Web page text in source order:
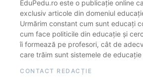
EduPedu.ro este o publicație online
exclusiv articole din domeniul
Urmărim constant cum sunt educați
cum face politicile din educație și
îi formează pe profesori, cât de
care trăim sunt sistemele de
CONTACT REDACȚIE